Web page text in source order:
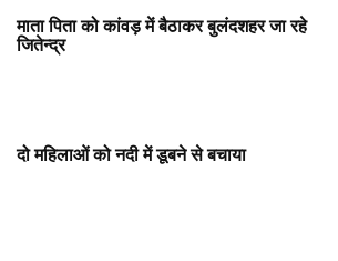
माता पिता को कांवड़ में बैठाकर बुलंदशहर जा रहे
जितेन्द्र
दो महिलाओं को नदी में डूबने से बचाया